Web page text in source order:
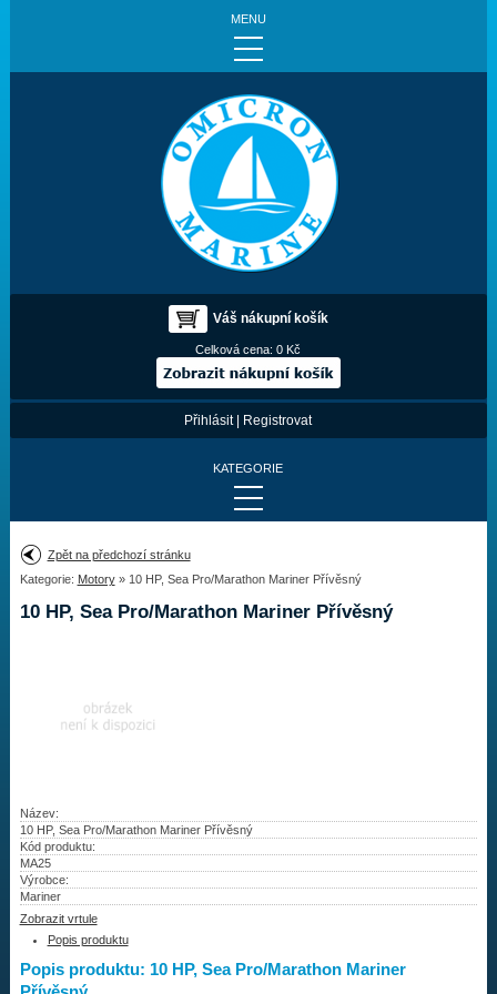
MENU
Váš nákupní košík
Celková cena:0 Kč
Přihlásit| Registrovat
KATEGORIE
Provedení:
Výrobce:
Najít vrtuli
Vrtule
Kontakty
Aktuality
Zpět na předchozí stránku
Kategorie: Motory» 10 HP, Sea Pro/Marathon Mariner Přívěsný
10 HP, Sea Pro/Marathon Mariner Přívěsný
Název:
10 HP, Sea Pro/Marathon Mariner Přívěsný
Kód produktu:
MA25
Výrobce:
Mariner
Zobrazit vrtule
Popis produktu
Popis produktu: 10 HP, Sea Pro/Marathon Mariner